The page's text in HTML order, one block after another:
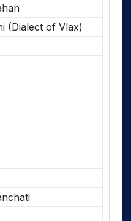
(Dialect of Vlax)